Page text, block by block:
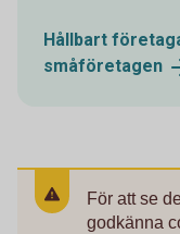
Hållbart
småföretagen
För att se
godkänna